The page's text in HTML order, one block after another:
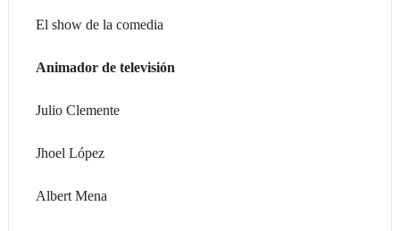
El show de la comedia
Animador de televisión
Julio Clemente
Jhoel López
Albert Mena